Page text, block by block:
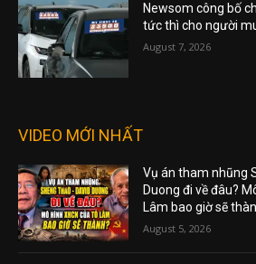
Newsom công bố
tức thì cho người
August 7, 2026
VIDEO MỚI NHẤT
Vụ án tham nhũng
Duong đi về đâu?
Lâm bao giờ sẽ
August 5, 2026